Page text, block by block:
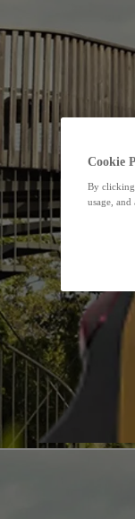
Cookie
By clicking
usage,